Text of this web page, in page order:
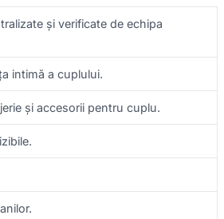
și verificate de echipa
intimă a cuplului.
și accesorii pentru cuplu.